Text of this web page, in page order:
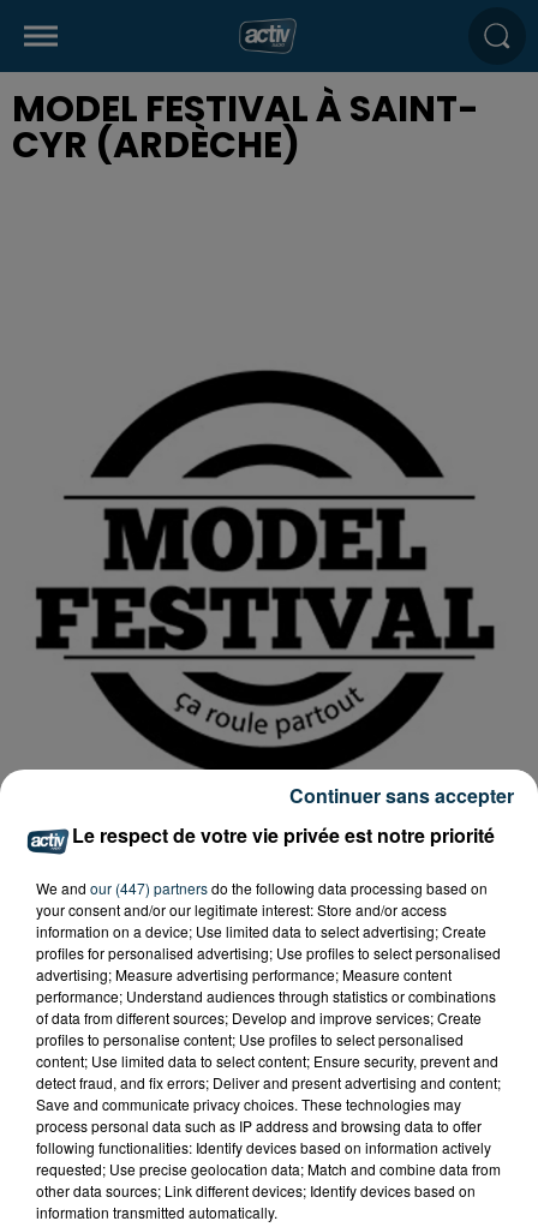
MODEL FESTIVAL À SAINT-
CYR (ARDÈCHE)
Tarif Payant
Le Model Festival est le premier rassemblement
français de 4x4 radio-commandés qui aura lieu du
vendredi 3 au dimanche 5 septembre à Saint-Cyr
près d’Annonay.
Le respect de votre vie privée est notre priorité
We and our (447) partnersdo the following data processing based on
your consent and/or our legitimate interest: Store and/or access
information on a device; Use limited data to select advertising; Create
profiles for personalised advertising; Use profiles to select personalised
advertising; Measure advertising performance; Measure content
performance; Understand audiences through statistics or combinations
of data from different sources; Develop and improve services; Create
profiles to personalise content; Use profiles to select personalised
content; Use limited data to select content; Ensure security, prevent and
detect fraud, and fix errors; Deliver and present advertising and content;
Save and communicate privacy choices. These technologies may
process personal data such as IP address and browsing data to offer
following functionalities: Identify devices based on information actively
requested; Use precise geolocation data; Match and combine data from
other data sources; Link different devices; Identify devices based on
information transmitted automatically.
Continuer sans accepter